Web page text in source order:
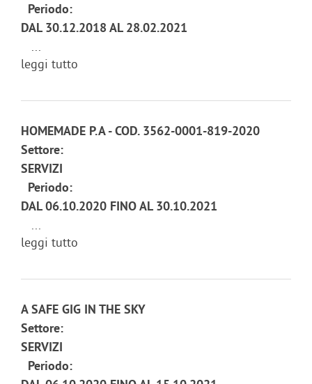
Periodo:
DAL 30.12.2018 AL 28.02.2021
...
leggi tutto
HOMEMADE P.A - COD. 3562-0001-819-2020
Settore:
SERVIZI
Periodo:
DAL 06.10.2020 FINO AL 30.10.2021
...
leggi tutto
A SAFE GIG IN THE SKY
Settore:
SERVIZI
Periodo: